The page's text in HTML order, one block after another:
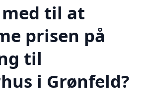
til at
prisen på
til
i Grønfeld?